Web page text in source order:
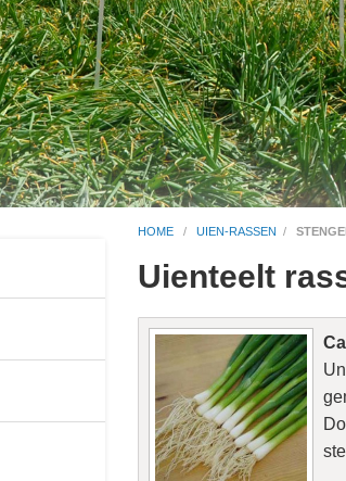
HOME / UIEN-RASSEN /
Uienteelt